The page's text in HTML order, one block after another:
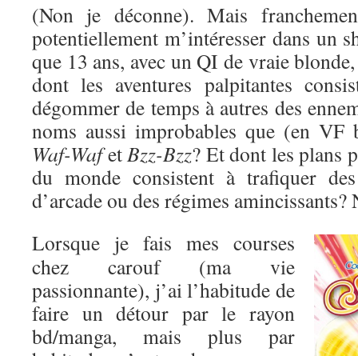
(Non je déconne). Mais
potentiellement m’intéresser dans un
que 13 ans, avec un QI de vraie
dont les aventures palpitantes
dégommer de temps à autres des
noms aussi improbables que (en
Waf-WafetBzz-Bzz? Et dont les plans
du monde consistent à trafiquer
d’arcade ou des régimes
Lorsque je fais mes courses
chez carouf (ma vie
passionnante), j’ai l’habitude de
faire un détour par le rayon
bd/manga, mais plus par